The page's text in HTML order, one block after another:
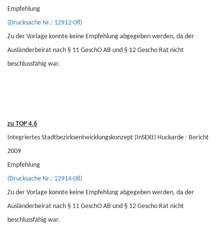
Empfehlung
(Drucksache Nr.: 12912-08)
Zu der Vorlage konnte keine Empfehlung abgegeben werden, da der
Ausländerbeirat nach § 11 GeschO AB und § 12 Gescho Rat nicht
beschlussfähig war.
zu TOP 4.6
Integriertes Stadtbezirksentwicklungskonzept (InSEKt) Huckarde - Bericht
2009
Empfehlung
(Drucksache Nr.: 12914-08)
Zu der Vorlage konnte keine Empfehlung abgegeben werden, da der
Ausländerbeirat nach § 11 GeschO AB und § 12 Gescho Rat nicht
beschlussfähig war.